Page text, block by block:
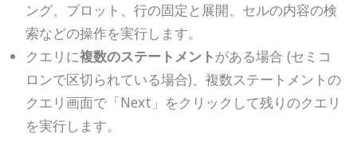
ング、プロット、行の固定と展開、セルの内容の検
索などの操作を実行します。
クエリに複数のステートメントがある場合 (セミコ
ロンで区切られている場合)、複数ステートメントの
クエリ画面で「Next」をクリックして残りのクエリ
を実行します。